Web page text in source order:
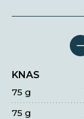
KNAS
75 g
75 g